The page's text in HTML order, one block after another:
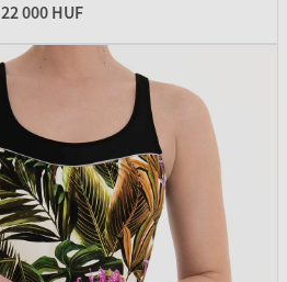
22 000 HUF